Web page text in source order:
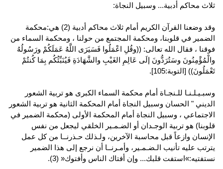
ثلاث محاكم أدبية... وسبيل النجاة:
وقد وضعنا القرآن الكريم أمام ثلاث محاكم أدبية (2) هي:محكمة
الضمير في قلوبنا، ومحكمة المجتمع من حولنا ، ومحكمة السماء من
فوقنا ، فقال الله تعالى: ((وقُلِ اعْمَلُوا فَسَيَرَى اللَّهُ عَمَلَكُمْ ورَسُولُهُ
والْمُؤْمِنُونَ وسَتُرَدُّونَ إلَى عَالِمِ الغَيْبِ والشَّهَادَةِ فَيُنَبِّئُكُم بِمَا كُنتُمْ
تَعْمَلُونَ)) [التوبة:105].
وسبـيـلـنـا للـنجـاة أمام محكمة السماء الكبرى هو تربية الشعور
الديني " الحسان وسبيل النجاة أمام المحكمة الثانية هو تربية الشعور
الاجتماعي ، وسبيل النجاة أمام المحكمة الأولى (محكمة الضمير في
قلوبنا) هو تربية الوجـدان أو الضـمـير الخلقي ليجعل من نفس
الإنسان وازعاً قبل محاسبة الآخرين، ولـذلك حـذرنــا من كل عمل
يترتب عليه تأنيب الـضـمـير، وأمـرنــا أن نرجع إلى هذا الضمير
نستفتيه:»استفت قلبك... وإن أفتاك الناس وأفتوك« (3).